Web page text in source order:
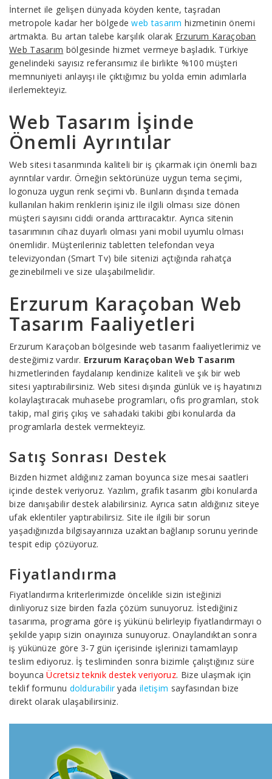
İnternet ile gelişen dünyada köyden kente, taşradan
metropole kadar her bölgedeweb tasarım hizmetinin önemi
artmakta. Bu artan talebe karşılık olarak Erzurum Karaçoban
Web Tasarım bölgesinde hizmet vermeye başladık. Türkiye
genelindeki sayısız referansımız ile birlikte %100 müşteri
memnuniyeti anlayışı ile çıktığımız bu yolda emin adımlarla
ilerlemekteyiz.
Web Tasarım İşinde
Önemli Ayrıntılar
Web sitesi tasarımında kaliteli bir iş çıkarmak için önemli bazı
ayrıntılar vardır. Örneğin sektörünüze uygun tema seçimi,
logonuza uygun renk seçimi vb. Bunların dışında temada
kullanılan hakim renklerin işiniz ile ilgili olması size dönen
müşteri sayısını ciddi oranda arttıracaktır. Ayrıca sitenin
tasarımının cihaz duyarlı olması yani mobil uyumlu olması
önemlidir. Müşterileriniz tabletten telefondan veya
televizyondan (Smart Tv) bile sitenizi açtığında rahatça
gezinebilmeli ve size ulaşabilmelidir.
Erzurum Karaçoban Web
Tasarım Faaliyetleri
Erzurum Karaçoban bölgesinde web tasarım faaliyetlerimiz ve
desteğimiz vardır. Erzurum Karaçoban Web Tasarım
hizmetlerinden faydalanıp kendinize kaliteli ve şık bir web
sitesi yaptırabilirsiniz. Web sitesi dışında günlük ve iş hayatınızı
kolaylaştıracak muhasebe programları, ofis programları, stok
takip, mal giriş çıkış ve sahadaki takibi gibi konularda da
programlarla destek vermekteyiz.
Satış Sonrası Destek
Bizden hizmet aldığınız zaman boyunca size mesai saatleri
içinde destek veriyoruz. Yazılım, grafik tasarım gibi konularda
bize danışabilir destek alabilirsiniz. Ayrıca satın aldığınız siteye
ufak eklentiler yaptırabilirsiz. Site ile ilgili bir sorun
yaşadığınızda bilgisayarınıza uzaktan bağlanıp sorunu yerinde
tespit edip çözüyoruz.
Fiyatlandırma
Fiyatlandırma kriterlerimizde öncelikle sizin isteğinizi
dinliyoruz size birden fazla çözüm sunuyoruz. İstediğiniz
tasarıma, programa göre iş yükünü belirleyip fiyatlandırmayı o
şekilde yapıp sizin onayınıza sunuyoruz. Onaylandıktan sonra
iş yükünüze göre 3-7 gün içerisinde işlerinizi tamamlayıp
teslim ediyoruz. İş tesliminden sonra bizimle çalıştığınız süre
boyuncaÜcretsiz teknik destek veriyoruz. Bize ulaşmak için
teklif formunu doldurabiliryada iletişim sayfasından bize
direkt olarak ulaşabilirsiniz.